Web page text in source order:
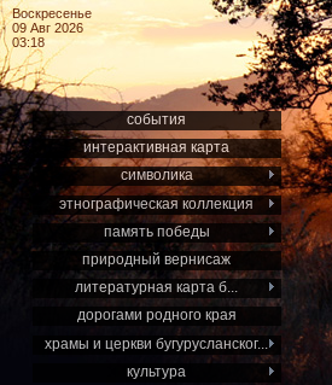
Воскресенье
09 Авг 2026
03:18
события
интерактивная карта
символика
этнографическая коллекция
память победы
природный вернисаж
литературная карта б...
дорогами родного края
храмы и церкви бугурусланског...
культура